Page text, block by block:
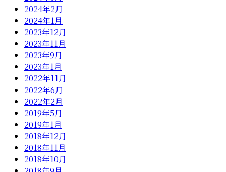
2024年2月
2024年1月
2023年12月
2023年11月
2023年9月
2023年1月
2022年11月
2022年6月
2022年2月
2019年5月
2019年1月
2018年12月
2018年11月
2018年10月